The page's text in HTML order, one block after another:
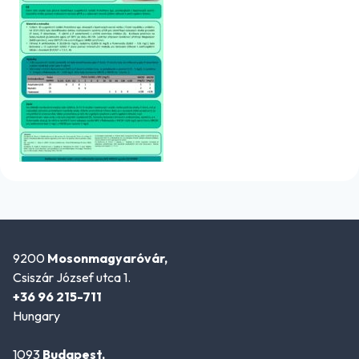
9200 Mosonmagyaróvár,
Csiszár József utca 1.
+36 96 215-711
Hungary
1093 Budapest,